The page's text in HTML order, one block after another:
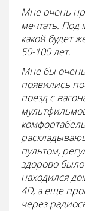
Мне очень
мечтать. Под
какой будет
50-100 лет.
Мне бы
появились
поезд с
пультом,
здорово
находился
4D, а еще
через